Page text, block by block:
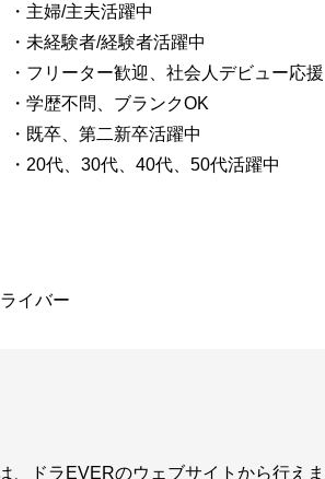
・主婦/主夫活躍中
・未経験者/経験者活躍中
・フリーター歓迎、社会人デビュー応援
・学歴不問、ブランクOK
・既卒、第二新卒活躍中
・20代、30代、40代、50代活躍中
イバー
、ドラEVERのウェブサイトから行えま